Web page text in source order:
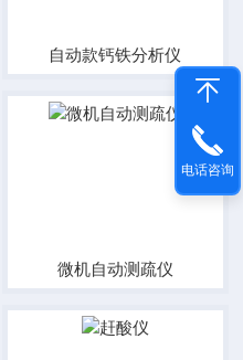
自动款钙铁分析仪
微机自动测疏仪
电话咨询